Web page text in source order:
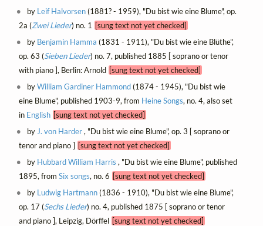
by Leif Halvorsen(1881? - 1959), "Du bist wie eine Blume", op.
2a (Zwei Lieder) no. 1
[sung text not yet checked]
by Benjamin Hamma (1831 - 1911), "Du bist wie eine Blüthe",
op. 63 (Sieben Lieder) no. 7, published 1885 [ soprano or tenor
with piano ], Berlin: Arnold [sung text not yet checked]
byWilliam Gardiner Hammond(1874 - 1945), "Du bist wie
eine Blume", published 1903-9, from Heine Songs, no. 4, also set
in English [sung text not yet checked]
by J. von Harder, "Du bist wie eine Blume", op. 3 [ soprano or
tenor and piano ] [sung text not yet checked]
by Hubbard William Harris , "Du bist wie eine Blume", published
1895, from Six songs, no. 6 [sung text not yet checked]
by Ludwig Hartmann(1836 - 1910), "Du bist wie eine Blume",
op. 17 (Sechs Lieder) no. 4, published 1875 [ soprano or tenor
and piano ], Leipzig, Dörffel [sung text not yet checked]